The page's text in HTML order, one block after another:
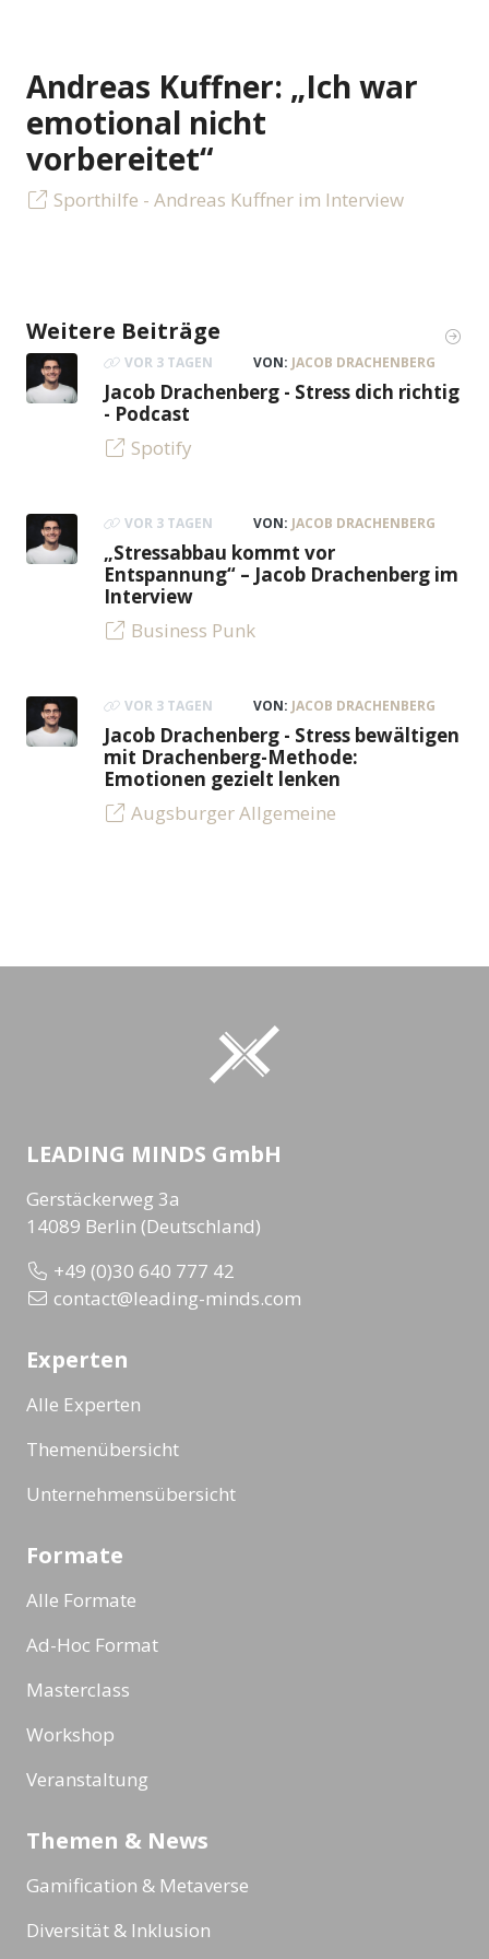
Andreas Kuffner: „Ich war
emotional nicht
vorbereitet“
Sporthilfe - Andreas Kuffner im Interview
Weitere Beiträge
VOR 3 TAGEN VON: JACOB DRACHENBERG
Jacob Drachenberg - Stress dich richtig
- Podcast
Spotify
VOR 3 TAGEN VON: JACOB DRACHENBERG
„Stressabbau kommt vor
Entspannung“ – Jacob Drachenberg im
Interview
Business Punk
VOR 3 TAGEN VON: JACOB DRACHENBERG
Jacob Drachenberg - Stress bewältigen
mit Drachenberg-Methode:
Emotionen gezielt lenken
Augsburger Allgemeine
LEADING MINDS GmbH
Gerstäckerweg 3a
14089 Berlin (Deutschland)
+49 (0)30 640 777 42
contact@leading-minds.com
Experten
Alle Experten
Themenübersicht
Unternehmensübersicht
Formate
Alle Formate
Ad-Hoc Format
Masterclass
Workshop
Veranstaltung
Themen & News
Gamification & Metaverse
Diversität & Inklusion